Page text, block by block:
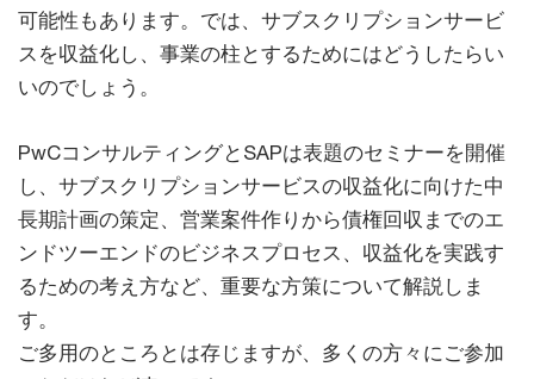
可能性もあります。では、サブスクリプションサービ
スを収益化し、事業の柱とするためにはどうしたらい
いのでしょう。
PwCコンサルティングとSAPは表題のセミナーを開催
し、サブスクリプションサービスの収益化に向けた中
長期計画の策定、営業案件作りから債権回収までのエ
ンドツーエンドのビジネスプロセス、収益化を実践す
るための考え方など、重要な方策について解説しま
す。
ご多用のところとは存じますが、多くの方々にご参加